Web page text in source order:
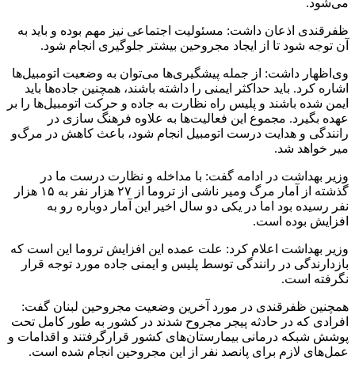
ظفرقندی اذعان داشت: مسئولیت اجتماعی نیز مهم بوده و باید به
آن توجه شود تا از ایجاد مجروحین بیشتر جلوگیری انجام شود.
وی‌اظهار داشت: از جمله پیشگیری‌ها می‌توان به وضعیت اتومبیل‌ها
اشاره کرد. باید حداکثر ایمنی را داشته باشند، همچنین جاده‌ها باید
ایمن شده باشند و پلیس راه نظارت به جاده و حرکت اتومبیل‌ها را بر
عهده بگیرد. مجموع این فعالیت‌ها به علاوه فرهنگ سازی در
رانندگی و هدایت درست اتومبیل انجام شود، باعث کاهش در مرگ‌و
میر خواهد شد.
وزیر بهداشت در ادامه گفت: با مداخله و نظارت درست ما در
گذشته از آمار مرگ ومیر ناشی از تروما از ۲۷ هزار نفر به ۱۵ هزار
نفر رسیده بود اما در یکی دو سال اخیر این آمار دوباره رو به
افزایش بوده است.
وزیر بهداشت اعلام کرد: علت عمده این افزایش تروما این است که
بازدارندگی در رانندگی توسط پلیس و ایمنی جاده مورد توجه قرار
نگرفته است.
همچنین ظفرقندی در مورد آخرین وضعیت مجروحین لبنان گفت:
افرادی که در حادثه پیجر مجروح شدند در کشور به طور کامل تحت
پوشش شبکه درمانی بیمارستان‌های کشور قرارگرفتند و اقدامات و
عمل‌های لازم برای پانصد نفر از این مجروحین انجام شده است.